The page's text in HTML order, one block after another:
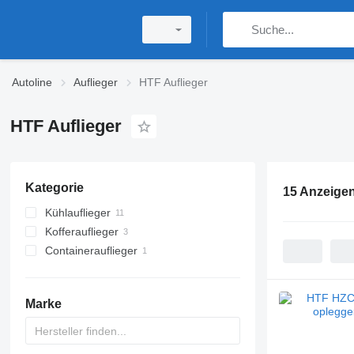
Autoline Auflieger HTF Auflieger
HTF Auflieger
Kategorie
Kühlauflieger
Kofferauflieger
Containerauflieger
Marke
15